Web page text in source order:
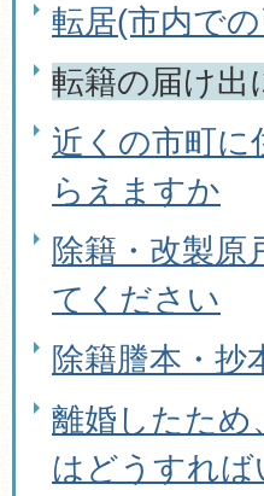
転居(市内で
転籍の届け出
近くの市町に
らえますか
除籍・改製原
てください
除籍謄本・抄
離婚したため
はどうすれ